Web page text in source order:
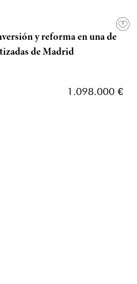
y reforma en una de
de Madrid
1.098.000 €